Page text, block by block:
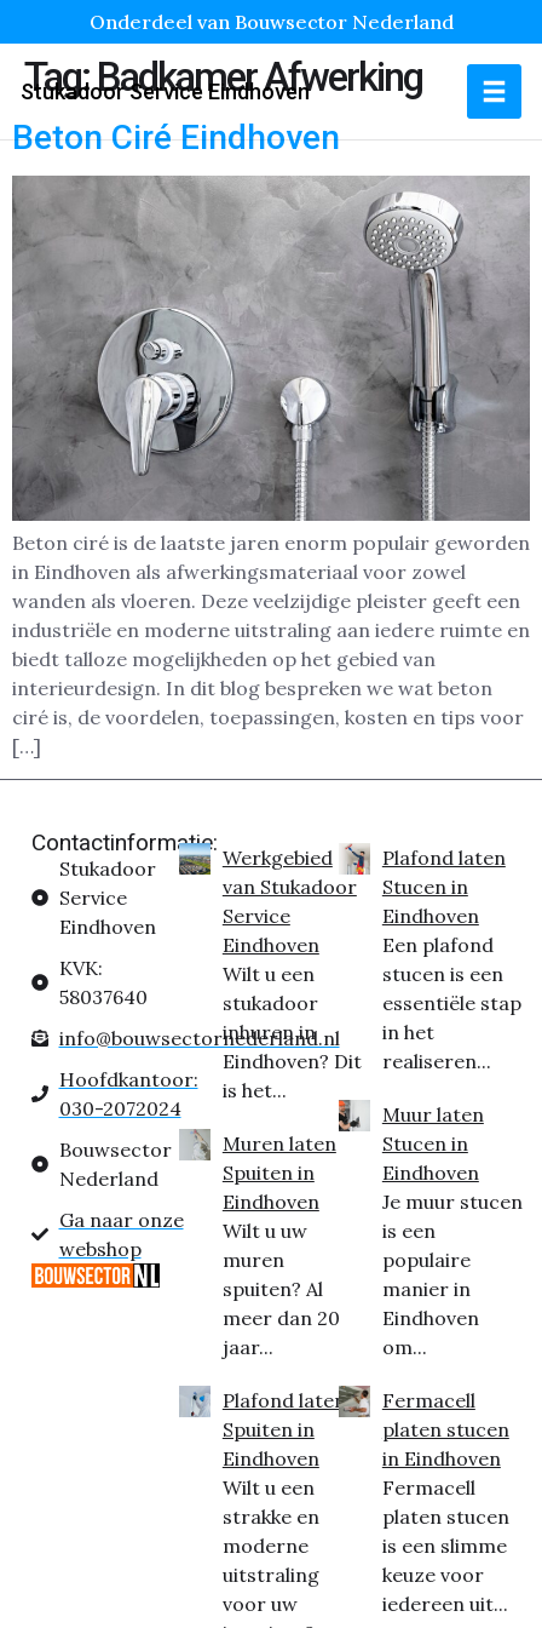
Onderdeel van Bouwsector Nederland
Stukadoor Service Eindhoven
Tag:Badkamer Afwerking
Beton Ciré Eindhoven
Beton ciré is de laatste jaren enorm populair geworden
in Eindhoven als afwerkingsmateriaal voor zowel
wanden als vloeren. Deze veelzijdige pleister geeft een
industriële en moderne uitstraling aan iedere ruimte en
biedt talloze mogelijkheden op het gebied van
interieurdesign. In dit blog bespreken we wat beton
ciré is, de voordelen, toepassingen, kosten en tips voor
[…]
Contactinformatie:
Stukadoor
Service
Eindhoven
KVK:
58037640
info@bouwsectornederland.nl
Hoofdkantoor:
030-2072024
Bouwsector
Nederland
Ga naar onze
webshop
Werkgebied
van Stukadoor
Service
Eindhoven
Wilt u een
stukadoor
inhuren in
Eindhoven? Dit
is het...
Muren laten
Spuiten in
Eindhoven
Wilt u uw
muren
spuiten? Al
meer dan 20
jaar...
Plafond laten
Spuiten in
Eindhoven
Wilt u een
strakke en
moderne
uitstraling
voor uw
Plafond laten
Stucen in
Eindhoven
Een plafond
stucen is een
essentiële stap
in het
realiseren...
Muur laten
Stucen in
Eindhoven
Je muur stucen
is een
populaire
manier in
Eindhoven
om...
Fermacell
platen stucen
in Eindhoven
Fermacell
platen stucen
is een slimme
keuze voor
iedereen uit...